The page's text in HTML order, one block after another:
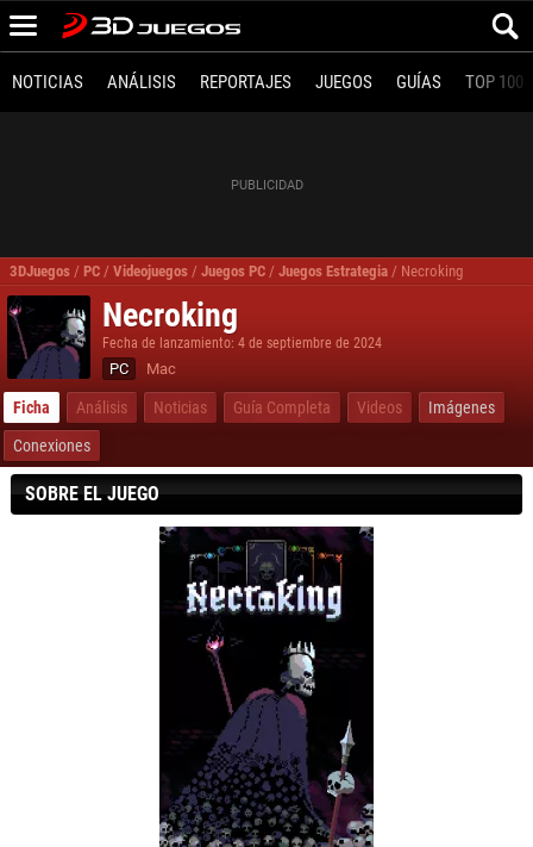
NOTICIAS ANÁLISIS REPORTAJES JUEGOS GUÍAS TOP 100
3DJuegos / PC / Videojuegos / Juegos PC / Juegos Estrategia / Necroking
Necroking
Fecha de lanzamiento: 4 de septiembre de 2024
PC Mac
Ficha Análisis Noticias Guía Completa Videos
Imágenes
Conexiones
SOBRE EL JUEGO